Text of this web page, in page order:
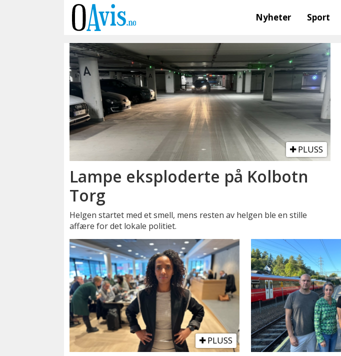
Nyheter Sport
vevelstad
stasjon
PLUSS
Lampe eksploderte på Kolbotn
Torg
Helgen startet med et smell, mens resten av helgen ble en stille
affære for det lokale politiet.
PLUSS